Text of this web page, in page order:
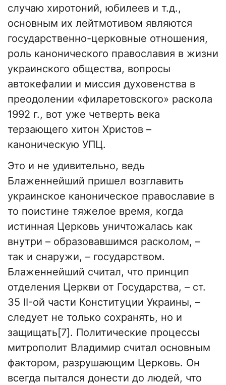
случаю хиротоний, юбилеев и т.д.,
основным их лейтмотивом являются
государственно-церковные отношения,
роль канонического православия в жизни
украинского общества, вопросы
автокефалии и миссия духовенства в
преодолении «филаретовского» раскола
1992 г., вот уже четверть века
терзающего хитон Христов –
каноническую УПЦ.
Это и не удивительно, ведь
Блаженнейший пришел возглавить
украинское каноническое православие в
то поистине тяжелое время, когда
истинная Церковь уничтожалась как
внутри – образовавшимся расколом, –
так и снаружи, – государством.
Блаженнейший считал, что принцип
отделения Церкви от Государства, – ст.
35 II-ой части Конституции Украины, –
следует не только сохранять, но и
защищать[7]. Политические процессы
митрополит Владимир считал основным
фактором, разрушающим Церковь. Он
всегда пытался донести до людей, что